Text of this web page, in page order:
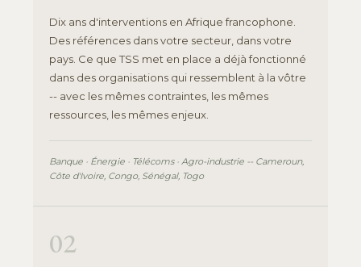
Dix ans d'interventions en Afrique francophone.
Des références dans votre secteur, dans votre
pays. Ce que TSS met en place a déjà fonctionné
dans des organisations qui ressemblent à la vôtre
-- avec les mêmes contraintes, les mêmes
ressources, les mêmes enjeux.
Banque · Énergie · Télécoms · Agro-industrie -- Cameroun,
Côte d'Ivoire, Congo, Sénégal, Togo
02